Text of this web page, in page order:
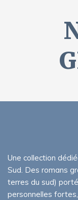
Une collection
Sud. Des romans
terres du sud)
personnelles